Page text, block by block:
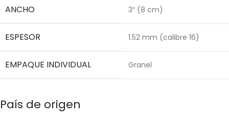
ANCHO 3″ (8 cm)
ESPESOR 1.52 mm (calibre 16)
EMPAQUE INDIVIDUAL Granel
País de origen